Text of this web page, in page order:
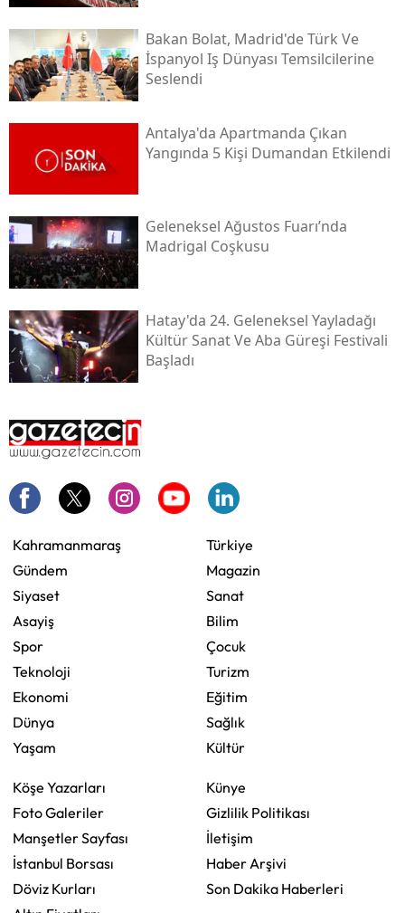
Bakan Bolat, Madrid'de Türk Ve
İspanyol Iş Dünyası Temsilcilerine
Seslendi
Antalya'da Apartmanda Çıkan
Yangında 5 Kişi Dumandan Etkilendi
Geleneksel Ağustos Fuarı’nda
Madrigal Coşkusu
Hatay'da 24. Geleneksel Yayladağı
Kültür Sanat Ve Aba Güreşi Festivali
Başladı
Kahramanmaraş
Gündem
Siyaset
Asayiş
Spor
Teknoloji
Ekonomi
Dünya
Yaşam
Türkiye
Magazin
Sanat
Bilim
Çocuk
Turizm
Eğitim
Sağlık
Kültür
Köşe Yazarları
Foto Galeriler
Manşetler Sayfası
İstanbul Borsası
Döviz Kurları
Künye
Gizlilik Politikası
İletişim
Haber Arşivi
Son Dakika Haberleri